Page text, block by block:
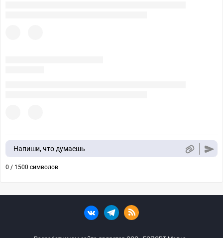
Напиши, что думаешь
0 / 1500 символов